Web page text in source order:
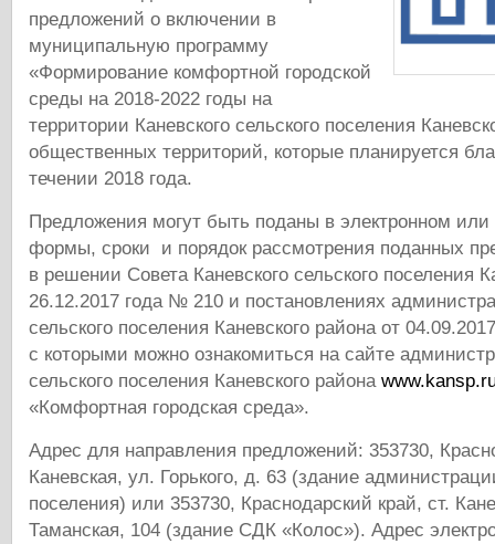
предложений о включении в
муниципальную программу
«Формирование комфортной городской
среды на 2018-2022 годы на
территории Каневского сельского поселения
общественных территорий, которые планируется
течении 2018 года.
Предложения могут быть поданы в электронном
формы, сроки и порядок рассмотрения поданных
в решении Совета Каневского сельского поселения
26.12.2017 года № 210 и постановлениях
сельского поселения Каневского района от
с которыми можно ознакомиться на сайте
сельского поселения Каневского района
«Комфортная городская среда».
Адрес для направления предложений: 353730,
Каневская, ул. Горького, д. 63 (здание
поселения) или 353730, Краснодарский край, ст.
Таманская, 104 (здание СДК «Колос»). Адрес